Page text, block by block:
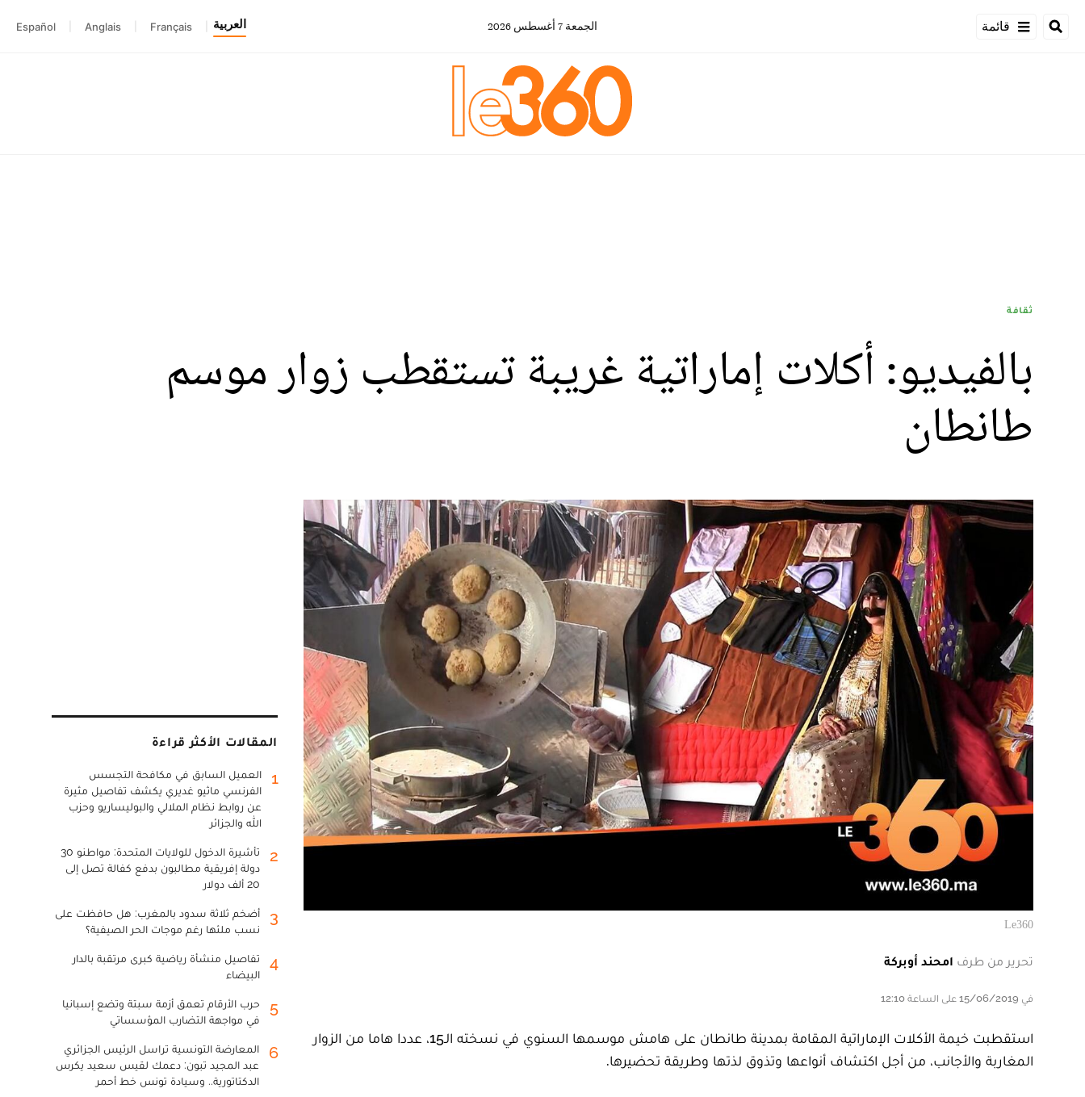
قائمة الجمعة 7 أغسطس 2026 العربية Français
Anglais
Español
ثقافة
بالفيديو: أكلات إماراتية غريبة تستقطب زوار موسم
طانطان
Le360
تحرير من طرف امحند أوبركة
في 15/06/2019 على الساعة 12:10
استقطبت خيمة الأكلات الإماراتية المقامة بمدينة طانطان على هامش موسمها السنوي في نسخته الـ15، عددا هاما من الزوار
المغاربة والأجانب، من أجل اكتشاف أنواعها وتذوق لذتها وطريقة تحضيرها.
المقالات الأكثر قراءة
1
العميل السابق في مكافحة التجسس
الفرنسي ماثيو غديري يكشف تفاصيل مثيرة
عن روابط نظام الملالي والبوليساريو وحزب
الله والجزائر
2
تأشيرة الدخول للولايات المتحدة: مواطنو 30
دولة إفريقية مطالبون بدفع كفالة تصل إلى
20 ألف دولار
3
أضخم ثلاثة سدود بالمغرب: هل حافظت على
نسب ملئها رغم موجات الحر الصيفية؟
4
تفاصيل منشأة رياضية كبرى مرتقبة بالدار
البيضاء
5
حرب الأرقام تعمق أزمة سبتة وتضع إسبانيا
في مواجهة التضارب المؤسساتي
6
المعارضة التونسية تراسل الرئيس الجزائري
عبد المجيد تبون: دعمك لقيس سعيد يكرس
الدكتاتورية.. وسيادة تونس خط أحمر